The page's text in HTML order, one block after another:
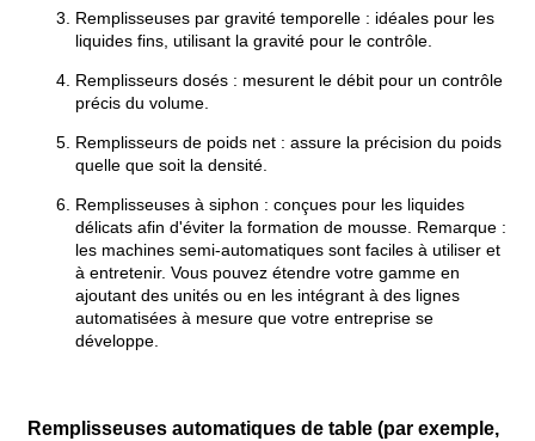
Remplisseuses par gravité temporelle : idéales pour les
liquides fins, utilisant la gravité pour le contrôle.
Remplisseurs dosés : mesurent le débit pour un contrôle
précis du volume.
Remplisseurs de poids net : assure la précision du poids
quelle que soit la densité.
Remplisseuses à siphon : conçues pour les liquides
délicats afin d'éviter la formation de mousse. Remarque :
les machines semi-automatiques sont faciles à utiliser et
à entretenir. Vous pouvez étendre votre gamme en
ajoutant des unités ou en les intégrant à des lignes
automatisées à mesure que votre entreprise se
développe.
Remplisseuses automatiques de table (par exemple,